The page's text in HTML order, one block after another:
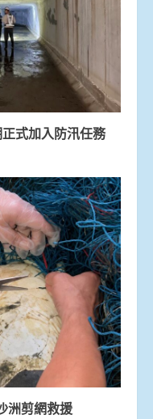
式加入防汛任務
洲剪網救援